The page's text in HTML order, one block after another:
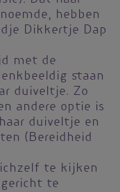
hebben
Dikkertje Dap
met de
staan
duiveltje. Zo
andere optie is
duiveltje en
(Bereidheid
te kijken
te